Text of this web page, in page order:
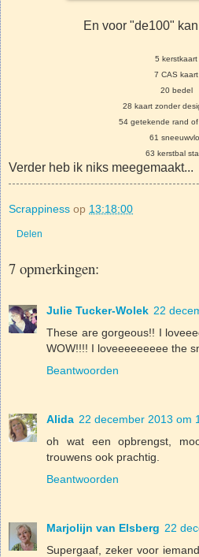
En voor "de100"
5 kerstkaart
7 CAS kaart
20 bedel
28 kaart zonder
54 getekende rand
61
63 kerstbal
Verder heb ik niks meegemaakt...
Scrappiness op 13:18:00
Delen
7 opmerkingen:
Julie Tucker-Wolek 22
These are gorgeous!! I
WOW!!!! I loveeeeeeeee the
Beantwoorden
Alida 22 december 2013 om
oh wat een opbrengst,
trouwens ook prachtig.
Beantwoorden
Marjolijn van Elsberg 22
Supergaaf, zeker voor